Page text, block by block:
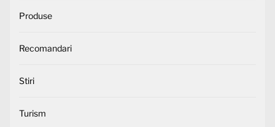
Produse
Recomandari
Stiri
Turism